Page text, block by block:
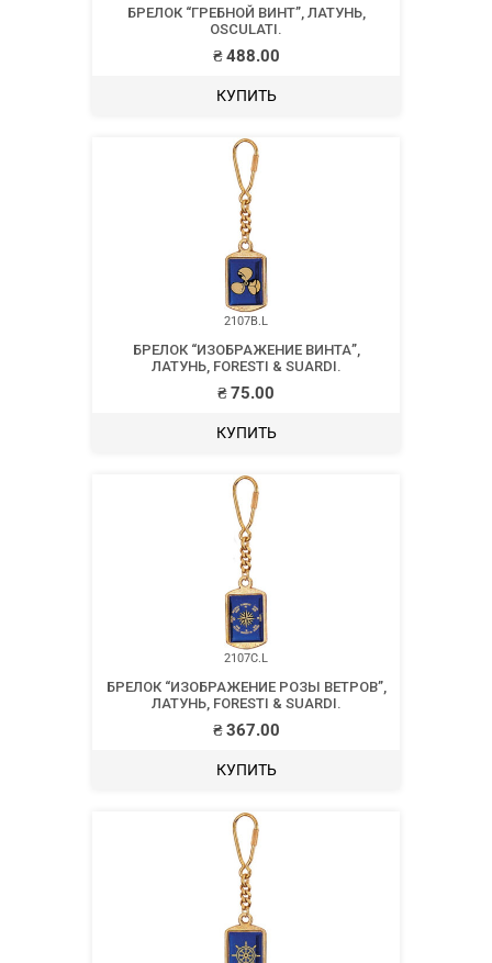
БРЕЛОК “ГРЕБНОЙ ВИНТ”, ЛАТУНЬ,
OSCULATI.
₴488.00
КУПИТЬ
2107B.L
БРЕЛОК “ИЗОБРАЖЕНИЕ ВИНТА”,
ЛАТУНЬ, FORESTI & SUARDI.
₴75.00
КУПИТЬ
2107C.L
БРЕЛОК “ИЗОБРАЖЕНИЕ РОЗЫ ВЕТРОВ”,
ЛАТУНЬ, FORESTI & SUARDI.
₴367.00
КУПИТЬ